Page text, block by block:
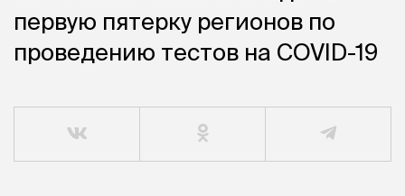
первую пятерку регионов по
проведению тестов на COVID-19